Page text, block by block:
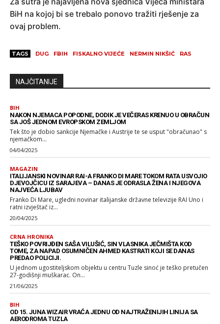
BiH na kojoj bi se trebalo ponovo tražiti rješenje za
ovaj problem.
TAGS DUG FBIH FISKALNO VIJEĆE NERMIN NIKŠIĆ RAS
NAJČITANIJE
BIH
NAKON NJEMACA POPODNE, DODIK JE VEČERAS KRENUO U OBRAČUN
SA JOŠ JEDNOM EVROPSKOM ZEMLJOM
Tek što je dobio sankcije Njemačke i Austrije te se usput "obračunao" s
njemačkom...
04/04/2025
MAGAZIN
ITALIJANSKI NOVINAR RAI-A FRANKO DI MARE TOKOM RATA USVOJIO
DJEVOJČICU IZ SARAJEVA – DANAS JE ODRASLA ŽENA I NJEGOVA
NAJVEĆA LJUBAV
Franko Di Mare, ugledni novinar italijanske državne televizije RAI Uno i
ratni izvještač iz...
20/04/2025
CRNA HRONIKA
TEŠKO POVRIJĐEN SAŠA VILUŠIĆ, SIN VLASNIKA JEČMIŠTA KOD
TOME, ZA NAPAD OSUMNIČEN AHMED KASTRATI KOJI SE DANAS
PREDAO POLICIJI.
U jednom ugostiteljskom objektu u centru Tuzle sinoć je teško pretučen
27-godišnji muškarac. On...
21/06/2025
BIH
OD 15. JUNA WIZAIR VRAĆA JEDNU OD NAJTRAŽENIJIH LINIJA SA
AERODROMA TUZLA